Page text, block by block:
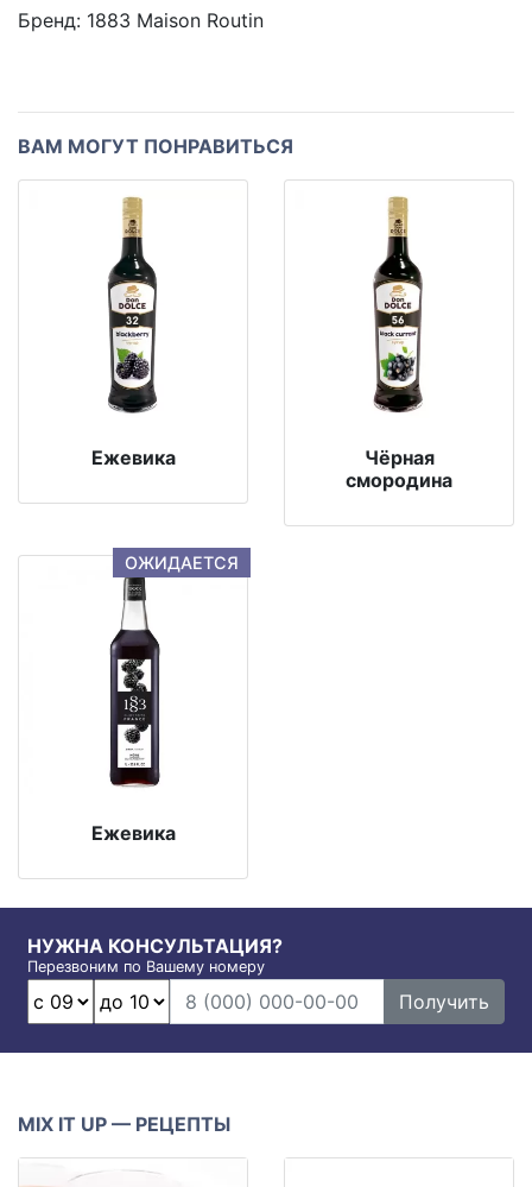
Бренд: 1883 Maison Routin
ВАМ МОГУТ ПОНРАВИТЬСЯ
Ежевика
Чёрная
смородина
ОЖИДАЕТСЯ
Ежевика
НУЖНА КОНСУЛЬТАЦИЯ?
Перезвоним по Вашему номеру
Получить
MIX IT UP — РЕЦЕПТЫ